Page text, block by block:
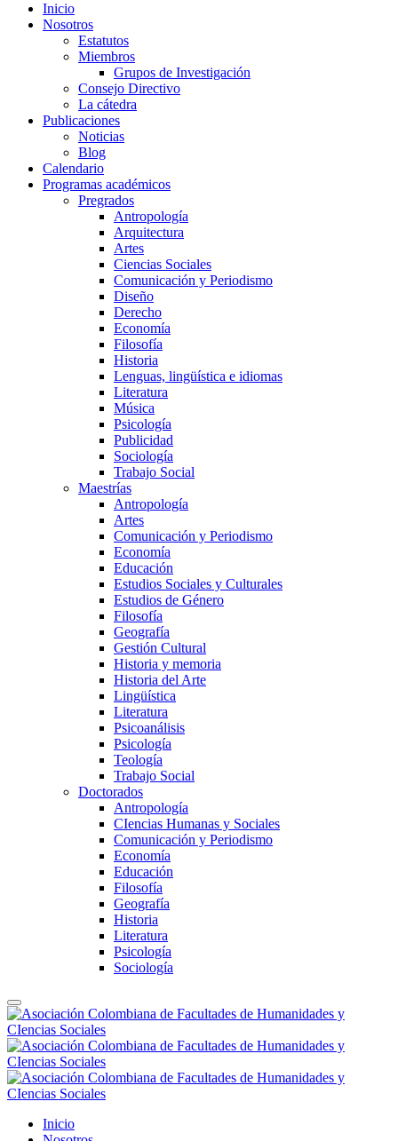
Inicio
Nosotros
Estatutos
Miembros
Grupos de Investigación
Consejo Directivo
La cátedra
Publicaciones
Noticias
Blog
Calendario
Programas académicos
Pregrados
Antropología
Arquitectura
Artes
Ciencias Sociales
Comunicación y Periodismo
Diseño
Derecho
Economía
Filosofía
Historia
Lenguas, lingüística e idiomas
Literatura
Música
Psicología
Publicidad
Sociología
Trabajo Social
Maestrías
Antropología
Artes
Comunicación y Periodismo
Economía
Educación
Estudios Sociales y Culturales
Estudios de Género
Filosofía
Geografía
Gestión Cultural
Historia y memoria
Historia del Arte
Lingüística
Literatura
Psicoanálisis
Psicología
Teología
Trabajo Social
Doctorados
Antropología
CIencias Humanas y Sociales
Comunicación y Periodismo
Economía
Educación
Filosofía
Geografía
Historia
Literatura
Psicología
Sociología
Inicio